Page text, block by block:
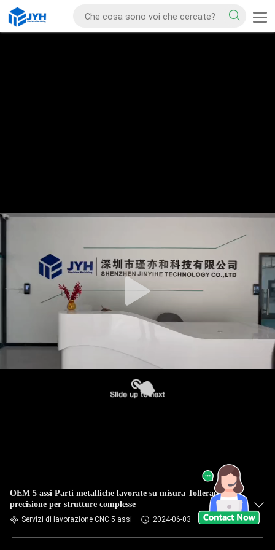
OEM 5 assi Parti metalliche lavorate su misura Tolleranza di
precisione per strutture complesse
Servizi di lavorazione CNC 5 assi 2024-06-03